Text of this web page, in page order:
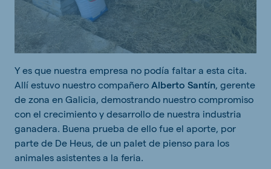
Y es que nuestra empresa no podía faltar a esta cita.
Allí estuvo nuestro compañero Alberto Santín , gerente
de zona en Galicia, demostrando nuestro compromiso
con el crecimiento y desarrollo de nuestra industria
ganadera. Buena prueba de ello fue el aporte, por
parte de De Heus, de un palet de pienso para los
animales asistentes a la feria.